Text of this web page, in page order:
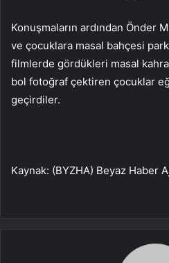
Konuşmaların ardından Önder
ve çocuklara masal bahçesi
filmlerde gördükleri masal
bol fotoğraf çektiren çocuklar
geçirdiler.
Kaynak: (BYZHA) Beyaz Haber